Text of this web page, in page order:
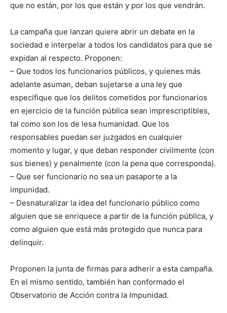
que no están, por los que están y por los que vendrán.
La campaña que lanzan quiere abrir un debate en la
sociedad e interpelar a todos los candidatos para que se
expidan al respecto. Proponen:
– Que todos los funcionarios públicos, y quienes más
adelante asuman, deban sujetarse a una ley que
especifique que los delitos cometidos por funcionarios
en ejercicio de la función pública sean imprescriptibles,
tal como son los de lesa humanidad. Que los
responsables puedan ser juzgados en cualquier
momento y lugar, y que deban responder civilmente (con
sus bienes) y penalmente (con la pena que corresponda).
– Que ser funcionario no sea un pasaporte a la
impunidad.
– Desnaturalizar la idea del funcionario público como
alguien que se enriquece a partir de la función pública, y
como alguien que está más protegido que nunca para
delinquir.
Proponen la junta de firmas para adherir a esta campaña.
En el mismo sentido, también han conformado el
Observatorio de Acción contra la Impunidad.